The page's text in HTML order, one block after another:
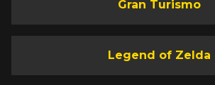
Gran Turismo
Legend of Zelda